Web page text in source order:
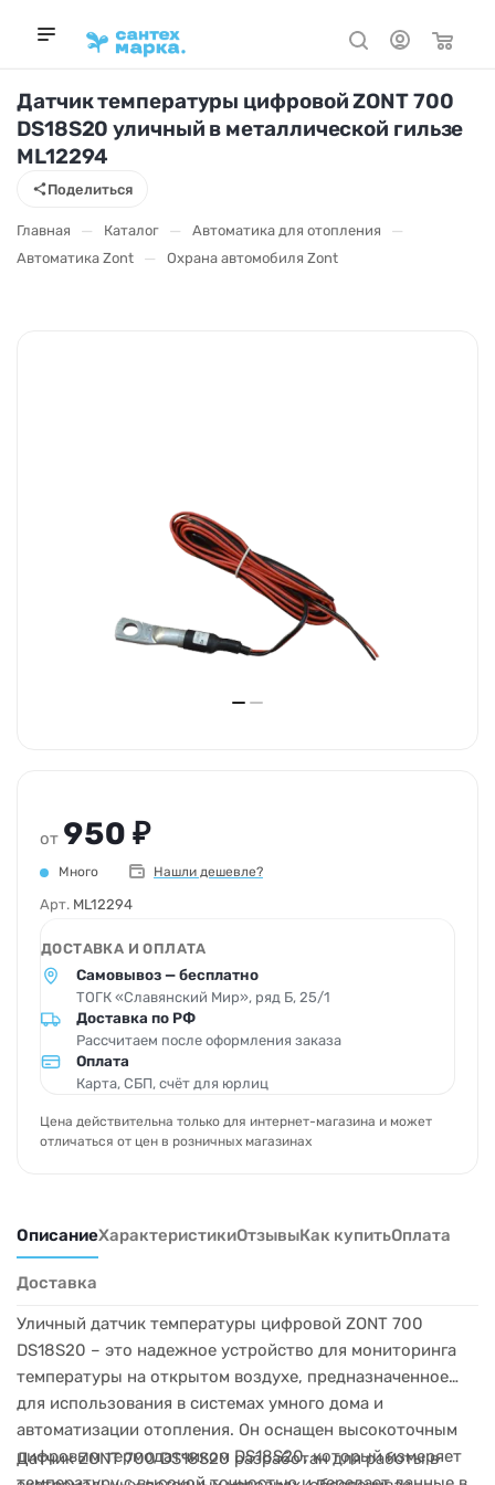
Поделиться
Датчик температуры цифровой ZONT 700
DS18S20 уличный в металлической гильзе
ML12294
Главная — Каталог — Автоматика для отопления —
Автоматика Zont — Охрана автомобиля Zont
от 950 ₽
Много Нашли дешевле?
Арт. ML12294
ДОСТАВКА И ОПЛАТА
Самовывоз — бесплатно
ТОГК «Славянский Мир», ряд Б, 25/1
Доставка по РФ
Рассчитаем после оформления заказа
Оплата
Карта, СБП, счёт для юрлиц
Цена действительна только для интернет-магазина и может
отличаться от цен в розничных магазинах
ОписаниеХарактеристикиОтзывыКак купитьОплата
Доставка
Уличный датчик температуры цифровой ZONT 700
DS18S20 – это надежное устройство для мониторинга
температуры на открытом воздухе, предназначенное
для использования в системах умного дома и
автоматизации отопления. Он оснащен высокоточным
цифровым термодатчиком DS18S20, который измеряет
Датчик ZONT 700 DS18S20 разработан для работы в